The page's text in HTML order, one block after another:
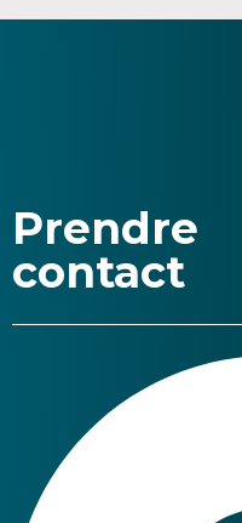
Prendre
contact